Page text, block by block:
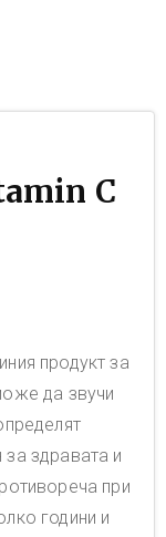
C
продукт за
да звучи
здравата и
при
години и